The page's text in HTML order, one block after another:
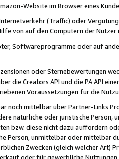
Website im Browser eines
(Traffic) oder
von auf den Computern der
Softwareprogramme oder auf
oder Sternebewertungen
die Creators API und die PA API
Voraussetzungen für die
noch mittelbar über Partner-Links
natürliche oder juristische
bzw. diese nicht dazu auffordern
Person, unmittelbar oder mittelbar
Zwecken (gleich welcher Art)
oder für gewerbliche